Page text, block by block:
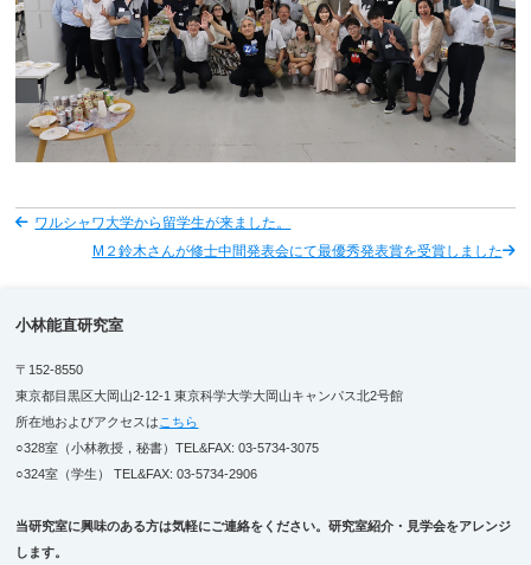
ワルシャワ大学から留学生が来ました。
M２鈴木さんが修士中間発表会にて最優秀発表賞を受賞しました
小林能直研究室
〒152-8550
東京都目黒区大岡山2-12-1 東京科学大学大岡山キャンパス北2号館
所在地およびアクセスは こちら
○328室（小林教授，秘書）TEL&FAX: 03-5734-3075
○324室（学生） TEL&FAX: 03-5734-2906
当研究室に興味のある方は気軽にご連絡をください。研究室紹介・見学会をアレンジ
します。